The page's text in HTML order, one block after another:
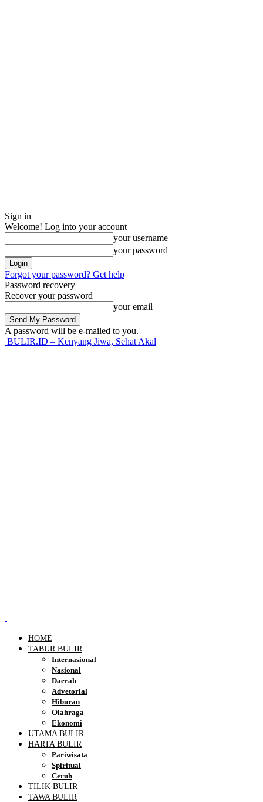
Sign in
Welcome! Log into your account
your username
your password
Forgot your password? Get help
Password recovery
Recover your password
your email
A password will be e-mailed to you.
BULIR.ID – Kenyang Jiwa, Sehat Akal
HOME
TABUR BULIR
Internasional
Nasional
Daerah
Advetorial
Hiburan
Olahraga
Ekonomi
UTAMA BULIR
HARTA BULIR
Pariwisata
Spiritual
Ceruh
TILIK BULIR
TAWA BULIR